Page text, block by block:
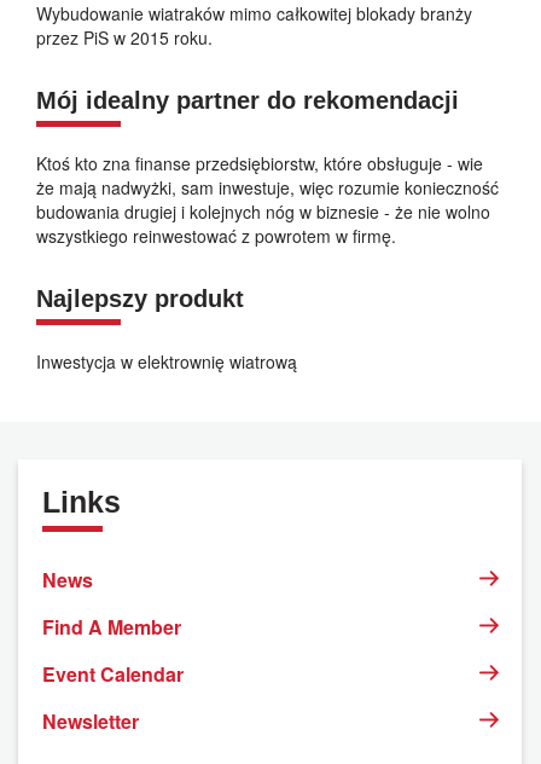
Wybudowanie wiatraków mimo całkowitej blokady branży
przez PiS w 2015 roku.
Mój idealny partner do rekomendacji
Ktoś kto zna finanse przedsiębiorstw, które obsługuje - wie
że mają nadwyżki, sam inwestuje, więc rozumie konieczność
budowania drugiej i kolejnych nóg w biznesie - że nie wolno
wszystkiego reinwestować z powrotem w firmę.
Najlepszy produkt
Inwestycja w elektrownię wiatrową
Links
News
Find A Member
Event Calendar
Newsletter